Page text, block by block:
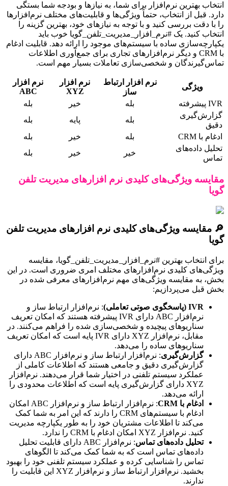
انتخاب بهترین نرم‌افزار برای شما، به نیازها و بودجه شما بستگی
دارد. قبل از انتخاب، حتماً ویژگی‌ها و قابلیت‌های مختلف نرم‌افزارها
را با دقت بررسی کنید و با توجه به نیازهای خود، بهترین گزینه را
انتخاب کنید. یک #نرم_افزار_مدیریت_تلفن_گویا خوب باید
یکپارچه‌سازی ساده با سیستم‌های موجود را ارائه دهد. قابلیت ادغام
با CRM و دیگر نرم‌افزارهای تجاری برای جمع‌آوری اطلاعات
تماس‌گیرندگان و شخصی‌سازی تعاملات بسیار مهم است.
ویژگی
نرم افزار ارتباط
ساز
نرم افزار
XYZ
نرم افزار
ABC
IVR پیشرفته
بله خیر
بله
گزارش‌گیری
دقیق
بله پایه
بله
ادغام با CRM
بله خیر
بله
تحلیل داده‌های
تماس
خیر خیر بله
مقایسه ویژگی‌های کلیدی نرم افزارهای مدیریت تلفن
گویا
🔎 مقایسه ویژگی‌های کلیدی نرم افزارهای مدیریت تلفن
گویا
برای انتخاب بهترین #نرم_افزار_مدیریت_تلفن_گویا، مقایسه
ویژگی‌های کلیدی نرم‌افزارهای مختلف امری ضروری است. در این
بخش، به مقایسه ویژگی‌های مهم نرم‌افزارهای معرفی شده در
بخش قبل می‌پردازیم:
IVR (پاسخگوی صوتی تعاملی)
: نرم‌افزار ارتباط ساز و
نرم‌افزار ABC دارای IVR پیشرفته هستند که امکان تعریف
سناریوهای پیچیده و شخصی‌سازی شده را فراهم می‌کنند. در
مقابل، نرم‌افزار XYZ دارای IVR پایه است که امکان تعریف
سناریوهای ساده را می‌دهد.
گزارش‌گیری
: نرم‌افزار ارتباط ساز و نرم‌افزار ABC دارای
گزارش‌گیری دقیق و جامعی هستند که اطلاعات کاملی از
عملکرد سیستم تلفنی در اختیار شما قرار می‌دهند. نرم‌افزار
XYZ دارای گزارش‌گیری پایه است که اطلاعات محدودی را
ارائه می‌دهد.
ادغام با CRM
: نرم‌افزار ارتباط ساز و نرم‌افزار ABC امکان
ادغام با سیستم‌های CRM را دارند که این امر به شما کمک
می‌کند تا اطلاعات مشتریان خود را به طور یکپارچه مدیریت
کنید. نرم‌افزار XYZ امکان ادغام با CRM را ندارد.
تحلیل داده‌های تماس
: نرم‌افزار ABC دارای قابلیت تحلیل
داده‌های تماس است که به شما کمک می‌کند تا الگوهای
تماس را شناسایی کرده و عملکرد سیستم تلفنی خود را بهبود
بخشید. نرم‌افزار ارتباط ساز و نرم‌افزار XYZ این قابلیت را
ندارند.